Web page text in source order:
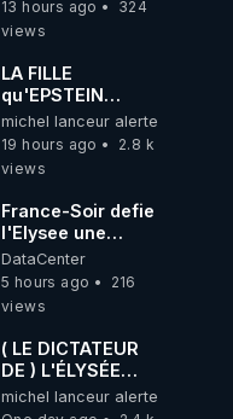
13 hours ago
324
views
LA FILLE
qu'EPSTEIN
VOULAIT CACHER
michel lanceur alerte
19 hours ago
2.8 k
views
France-Soir defie
l'Elysee une
procedure inedite
sur la sante du
president - Nexus
DataCenter
5 hours ago
216
views
( LE DICTATEUR
DE ) L'ÉLYSÉE
PANIQUE : PIERRE
GUILLAUME
michel lanceur alerte